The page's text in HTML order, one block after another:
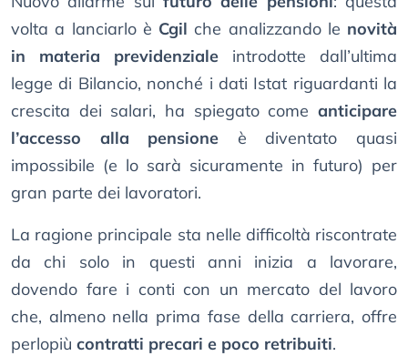
volta a lanciarlo è Cgil che analizzando le novità
in materia previdenziale introdotte dall’ultima
legge di Bilancio, nonché i dati Istat riguardanti la
crescita dei salari, ha spiegato come anticipare
l’accesso alla pensione è diventato quasi
impossibile (e lo sarà sicuramente in futuro) per
gran parte dei lavoratori.
La ragione principale sta nelle difficoltà riscontrate
da chi solo in questi anni inizia a lavorare,
dovendo fare i conti con un mercato del lavoro
che, almeno nella prima fase della carriera, offre
perlopiù contratti precari e poco retribuiti.